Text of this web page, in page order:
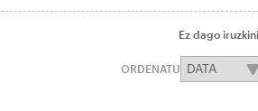
Ez dago
ORDENATU